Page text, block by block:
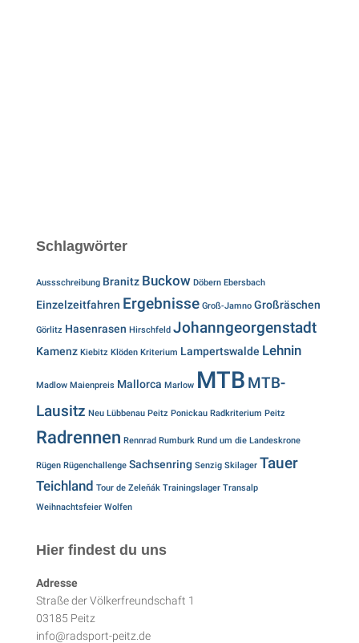
Schlagwörter
Aussschreibung Branitz Buckow Döbern Ebersbach
Einzelzeitfahren Ergebnisse Groß-Jamno Großräschen
Görlitz Hasenrasen Hirschfeld Johanngeorgenstadt
Kamenz Kiebitz Klöden Kriterium Lampertswalde Lehnin
Madlow Maienpreis Mallorca Marlow MTB MTB-
Lausitz Neu Lübbenau Peitz Ponickau Radkriterium Peitz
Radrennen Rennrad Rumburk Rund um die Landeskrone
Rügen Rügenchallenge Sachsenring Senzig Skilager Tauer
Teichland Tour de Zeleňák Trainingslager Transalp
Weihnachtsfeier Wolfen
Hier findest du uns
Adresse
Straße der Völkerfreundschaft 1
03185 Peitz
info@radsport-peitz.de